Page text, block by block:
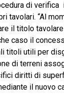
di
tavolari. “Al
il titolo
caso il
titoli utili per
di terreni
diritti di
il nuovo